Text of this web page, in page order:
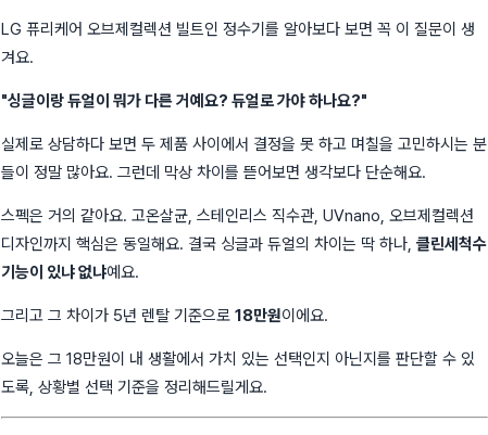
LG 퓨리케어 오브제컬렉션 빌트인 정수기를 알아보다 보면 꼭 이 질문이 생
겨요.
"싱글이랑 듀얼이 뭐가 다른 거예요? 듀얼로 가야 하나요?"
실제로 상담하다 보면 두 제품 사이에서 결정을 못 하고 며칠을 고민하시는 분
들이 정말 많아요. 그런데 막상 차이를 뜯어보면 생각보다 단순해요.
스펙은 거의 같아요. 고온살균, 스테인리스 직수관, UVnano, 오브제컬렉션
디자인까지 핵심은 동일해요. 결국 싱글과 듀얼의 차이는 딱 하나, 클린세척수
기능이 있냐 없냐예요.
그리고 그 차이가 5년 렌탈 기준으로 18만원이에요.
오늘은 그 18만원이 내 생활에서 가치 있는 선택인지 아닌지를 판단할 수 있
도록, 상황별 선택 기준을 정리해드릴게요.